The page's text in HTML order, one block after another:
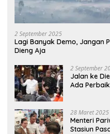
2 September 2025
Lagi Banyak Demo, Jangan
Dieng Aja
2 September
Jalan ke
Ada
28 Maret 2025
Menteri
Stasiun